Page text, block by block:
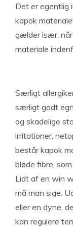
Det er egentlig
kapok
gælder især,
materiale
Særligt
særligt godt
og skadelige
irritationer,
består kapok
bløde fibre,
Lidt af en win
må man sige.
eller en dyne,
kan regulere